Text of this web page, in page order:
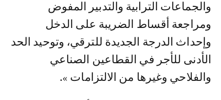
والجماعات الترابية والتدبير المفوض
ومراجعة أقساط الضريبة على الدخل
وإحداث الدرجة الجديدة للترقي، وتوحيد الحد
الأدنى للأجر في القطاعين الصناعي
والفلاحي وغيرها من الالتزامات ».